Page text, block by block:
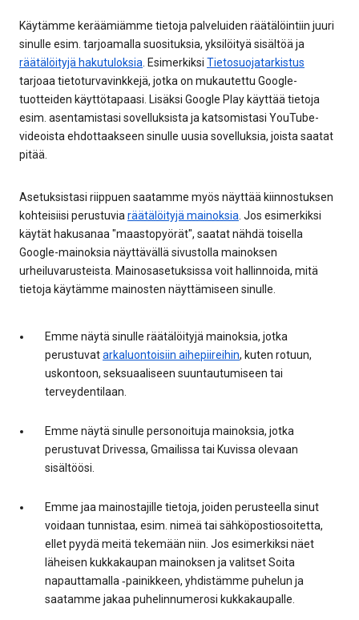
Käytämme keräämiämme tietoja palveluiden räätälöintiin juuri
sinulle esim. tarjoamalla suosituksia, yksilöityä sisältöä ja
räätälöityjä hakutuloksia . Esimerkiksi Tietosuojatarkistus
tarjoaa tietoturvavinkkejä, jotka on mukautettu Google-
tuotteiden käyttötapaasi. Lisäksi Google Play käyttää tietoja
esim. asentamistasi sovelluksista ja katsomistasi YouTube-
videoista ehdottaakseen sinulle uusia sovelluksia, joista saatat
pitää.
Asetuksistasi riippuen saatamme myös näyttää kiinnostuksen
kohteisiisi perustuvia räätälöityjä mainoksia . Jos esimerkiksi
käytät hakusanaa "maastopyörät", saatat nähdä toisella
Google-mainoksia näyttävällä sivustolla mainoksen
urheiluvarusteista. Mainosasetuksissa voit hallinnoida, mitä
tietoja käytämme mainosten näyttämiseen sinulle.
Emme näytä sinulle räätälöityjä mainoksia, jotka
perustuvatarkaluontoisiin aihepiireihin, kuten rotuun,
uskontoon, seksuaaliseen suuntautumiseen tai
terveydentilaan.
Emme näytä sinulle personoituja mainoksia, jotka
perustuvat Drivessa, Gmailissa tai Kuvissa olevaan
sisältöösi.
Emme jaa mainostajille tietoja, joiden perusteella sinut
voidaan tunnistaa, esim. nimeä tai sähköpostiosoitetta,
ellet pyydä meitä tekemään niin. Jos esimerkiksi näet
läheisen kukkakaupan mainoksen ja valitset Soita
napauttamalla ‑painikkeen, yhdistämme puhelun ja
saatamme jakaa puhelinnumerosi kukkakaupalle.